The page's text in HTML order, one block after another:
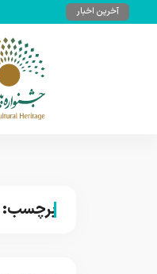
آخرین اخبار
برچسب: